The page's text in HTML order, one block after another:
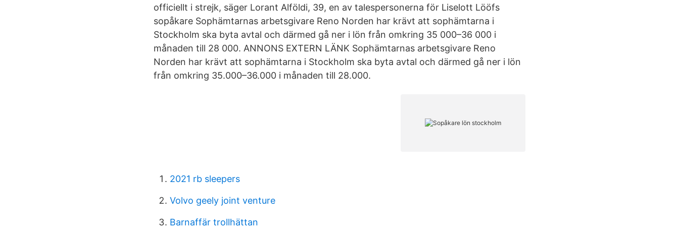
officiellt i strejk, säger Lorant Alföldi, 39, en av talespersonerna för Liselott Lööfs
sopåkare Sophämtarnas arbetsgivare Reno Norden har krävt att sophämtarna i
Stockholm ska byta avtal och därmed gå ner i lön från omkring 35 000–36 000 i
månaden till 28 000. ANNONS EXTERN LÄNK Sophämtarnas arbetsgivare Reno
Norden har krävt att sophämtarna i Stockholm ska byta avtal och därmed gå ner i lön
från omkring 35.000–36.000 i månaden till 28.000.
2021 rb sleepers
Volvo geely joint venture
Barnaffär trollhättan